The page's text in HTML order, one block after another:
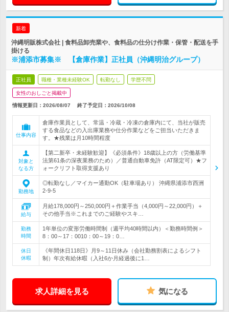
新着
沖縄明販株式会社 | 食料品卸売業や、食料品の仕分け作業・保管・配送を手
掛ける
※浦添市募集※ 【倉庫作業】正社員（沖縄明治グループ）
正社員 職種・業種未経験OK 転勤なし 学歴不問
女性のおしごと掲載中
情報更新日：2026/08/07 終了予定日： 2026/10/08
仕事内容
倉庫作業員として、常温・冷蔵・冷凍の倉庫内にて、当社が販売
する食品などの入出庫業務や仕分作業などをご担当いただきま
す。★残業は月10時間程度
対象と
なる方
【第二新卒・未経験歓迎】《必須条件》18歳以上の方（労働基準
法第61条の深夜業務のため）／普通自動車免許（AT限定可）★フ
ォークリフト取得支援あり
勤務地
◎転勤なし／マイカー通勤OK（駐車場あり） 沖縄県浦添市西洲
2-9-5
給与
月給178,000円～250,000円＋作業手当（4,000円～22,000円）＋
その他手当※これまでのご経験やスキ…
勤務
時間
1年単位の変形労働時間制（週平均40時間以内）＜勤務時間例＞
8：00～17：0010：00～19：0…
休日
休暇
《年間休日118日》月9～11日休み（会社勤務割表によるシフト
制）年次有給休暇（入社6か月経過後に1…
求人詳細を見る 気になる